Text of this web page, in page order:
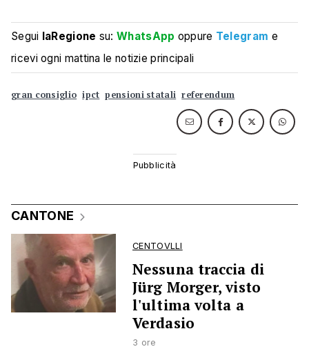
Segui laRegione su:WhatsApp oppure Telegram e
ricevi ogni mattina le notizie principali
gran consiglio ipct pensioni statali referendum
CANTONE
CENTOVLLI
Nessuna traccia di
Jürg Morger, visto
l'ultima volta a
Verdasio
3 ore